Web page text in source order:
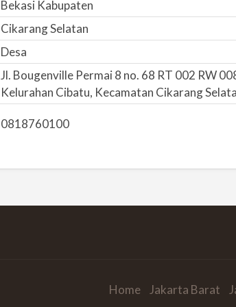
Bekasi Kabupaten
Cikarang Selatan
Desa
Jl. Bougenville Permai 8 no. 68 RT 002 RW
Kelurahan Cibatu, Kecamatan Cikarang
0818760100
Home Jakarta Barat